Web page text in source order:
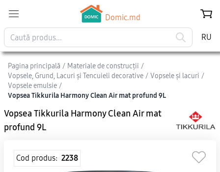
Domic.md
RU
Pagina principală / Materiale de construcții /
Vopsele, Grund, Lacuri și Tencuieli decorative / Vopsele și lacuri /
Vopsele emulsie /
Vopsea Tikkurila Harmony Clean Air mat profund 9L
Vopsea Tikkurila Harmony Clean Air mat
profund 9L
Cod produs: 2238